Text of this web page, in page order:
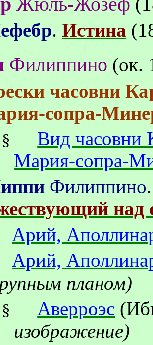
.Истина
Филиппино (ок.
часовни
сопра-
§
Вид часовни
Мария-сопра-
Филиппино
над
Арий,
Арий,
планом)
§ Аверроэс
изображение)